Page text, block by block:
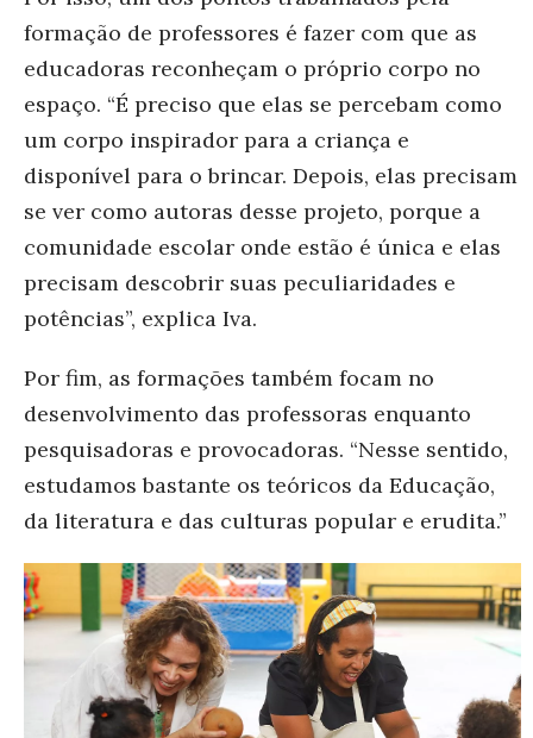
formação de professores é fazer com que as
educadoras reconheçam o próprio corpo no
espaço. “É preciso que elas se percebam como
um corpo inspirador para a criança e
disponível para o brincar. Depois, elas precisam
se ver como autoras desse projeto, porque a
comunidade escolar onde estão é única e elas
precisam descobrir suas peculiaridades e
potências”, explica Iva.
Por fim, as formações também focam no
desenvolvimento das professoras enquanto
pesquisadoras e provocadoras. “Nesse sentido,
estudamos bastante os teóricos da Educação,
da literatura e das culturas popular e erudita.”